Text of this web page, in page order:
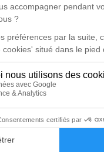
plantation d’arbre
.
Je
religieuse
Denis de Civrieux
du Hameau du